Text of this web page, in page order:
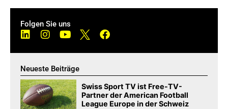
Folgen Sie uns
Neueste Beiträge
Swiss Sport TV ist Free-TV-
Partner der American Football
League Europe in der Schweiz